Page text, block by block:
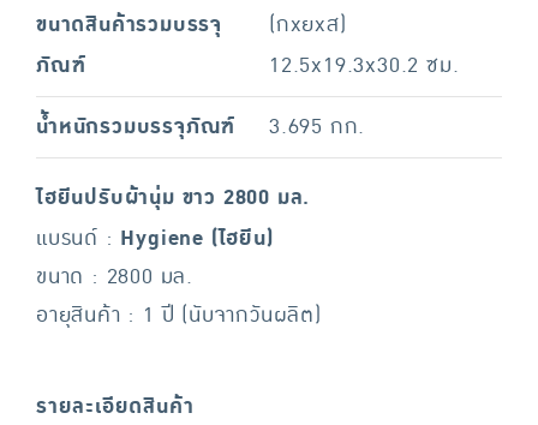
ขนาดสินค้ารวมบรรจุ
ภัณฑ์
(กxยxส)
12.5x19.3x30.2 ซม.
น้ำหนักรวมบรรจุภัณฑ์
3.695 กก.
ไฮยีนปรับผ้านุ่ม ขาว 2800 มล.
แบรนด์ : Hygiene (ไฮยีน)
ขนาด : 2800 มล.
อายุสินค้า : 1 ปี (นับจากวันผลิต)
รายละเอียดสินค้า